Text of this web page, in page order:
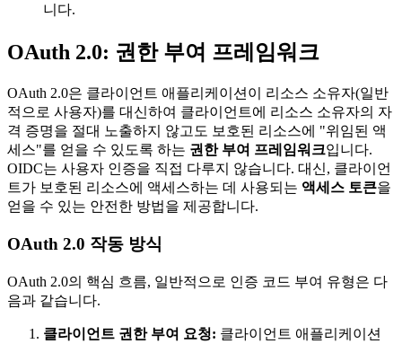
니다.
OAuth 2.0: 권한 부여 프레임워크
OAuth 2.0은 클라이언트 애플리케이션이 리소스 소유자(일반
적으로 사용자)를 대신하여 클라이언트에 리소스 소유자의 자
격 증명을 절대 노출하지 않고도 보호된 리소스에 "위임된 액
세스"를 얻을 수 있도록 하는 권한 부여 프레임워크입니다.
OIDC는 사용자 인증을 직접 다루지 않습니다. 대신, 클라이언
트가 보호된 리소스에 액세스하는 데 사용되는 액세스 토큰을
얻을 수 있는 안전한 방법을 제공합니다.
OAuth 2.0 작동 방식
OAuth 2.0의 핵심 흐름, 일반적으로 인증 코드 부여 유형은 다
음과 같습니다.
클라이언트 권한 부여 요청: 클라이언트 애플리케이션